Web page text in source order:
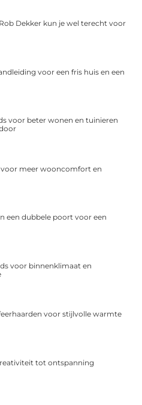
Dekker kun je wel terecht voor
voor een fris huis en een
voor beter wonen en tuinieren
meer wooncomfort en
een dubbele poort voor een
voor binnenklimaat en
voor stijlvolle warmte
tot ontspanning